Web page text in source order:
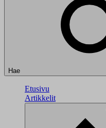
Hae
Etusivu
Artikkelit